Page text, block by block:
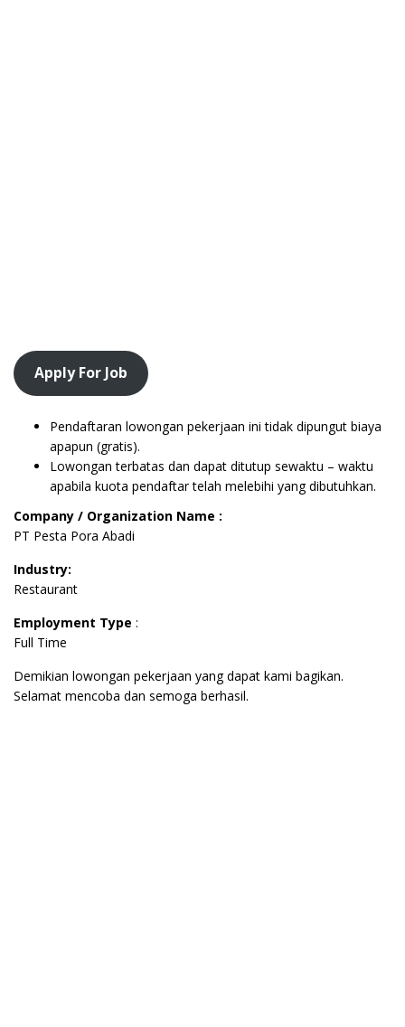
Apply For Job
Pendaftaran lowongan pekerjaan ini tidak dipungut biaya
apapun (gratis).
Lowongan terbatas dan dapat ditutup sewaktu – waktu
apabila kuota pendaftar telah melebihi yang dibutuhkan.
Company / Organization Name :
PT Pesta Pora Abadi
Industry:
Restaurant
Employment Type :
Full Time
Demikian lowongan pekerjaan yang dapat kami bagikan.
Selamat mencoba dan semoga berhasil.